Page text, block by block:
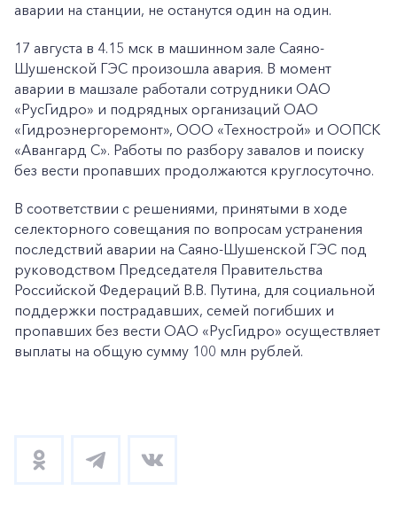
Корпоративным клиентам
аварии на станции, не останутся один на один.
17 августа в 4.15 мск в машинном зале Саяно-
Шушенской ГЭС произошла авария. В момент
аварии в машзале работали сотрудники ОАО
«РусГидро» и подрядных организаций ОАО
«Гидроэнергоремонт», ООО «Технострой» и ООПСК
«Авангард С». Работы по разбору завалов и поиску
без вести пропавших продолжаются круглосуточно.
В соответствии с решениями, принятыми в ходе
селекторного совещания по вопросам устранения
последствий аварии на Саяно-Шушенской ГЭС под
руководством Председателя Правительства
Российской Федераций В.В. Путина, для социальной
поддержки пострадавших, семей погибших и
пропавших без вести ОАО «РусГидро» осуществляет
выплаты на общую сумму 100 млн рублей.